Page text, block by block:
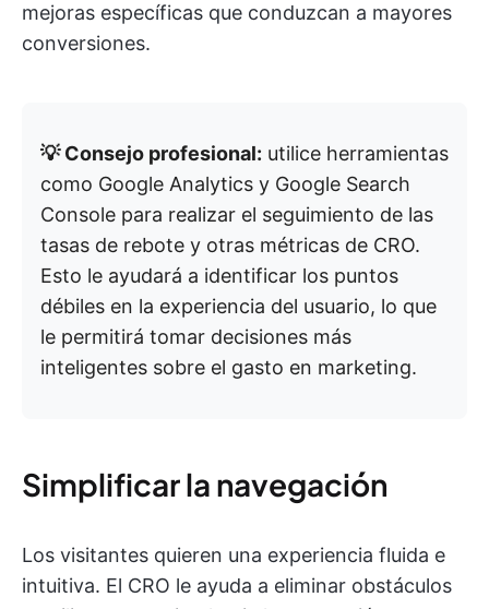
mejoras específicas que conduzcan a mayores
conversiones.
💡 Consejo profesional: utilice herramientas
como Google Analytics y Google Search
Console para realizar el seguimiento de las
tasas de rebote y otras métricas de CRO.
Esto le ayudará a identificar los puntos
débiles en la experiencia del usuario, lo que
le permitirá tomar decisiones más
inteligentes sobre el gasto en marketing.
Simplificar la navegación
Los visitantes quieren una experiencia fluida e
intuitiva. El CRO le ayuda a eliminar obstáculos